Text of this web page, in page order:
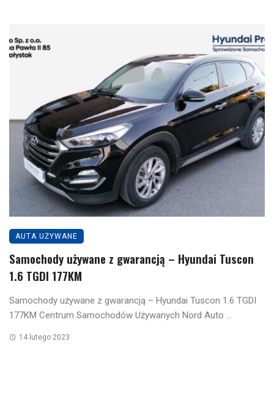
AUTA UŻYWANE
Samochody używane z gwarancją – Hyundai Tuscon
1.6 TGDI 177KM
Samochody używane z gwarancją – Hyundai Tuscon 1.6 TGDI
177KM Centrum Samochodów Używanych Nord Auto ...
14 lutego 2023